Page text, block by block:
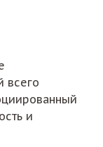
всего
и